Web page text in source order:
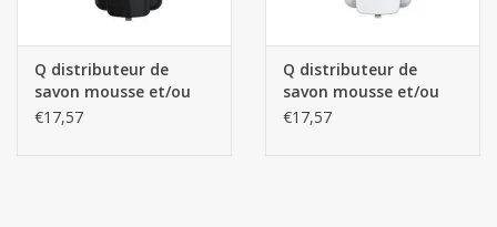
Les batteries
Produits Covid-19
Q distributeur de
savon mousse et/ou
gel d'alcool Manuel -
€17,57
Q distributeur de
savon mousse et/ou
gel d'alcool Manuel -
€17,57